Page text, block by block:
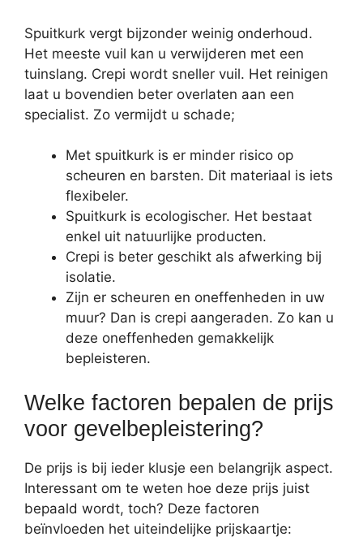
Spuitkurk vergt bijzonder weinig onderhoud.
Het meeste vuil kan u verwijderen met een
tuinslang. Crepi wordt sneller vuil. Het reinigen
laat u bovendien beter overlaten aan een
specialist. Zo vermijdt u schade;
Met spuitkurk is er minder risico op
scheuren en barsten. Dit materiaal is iets
flexibeler.
Spuitkurk is ecologischer. Het bestaat
enkel uit natuurlijke producten.
Crepi is beter geschikt als afwerking bij
isolatie.
Zijn er scheuren en oneffenheden in uw
muur? Dan is crepi aangeraden. Zo kan u
deze oneffenheden gemakkelijk
bepleisteren.
Welke factoren bepalen de prijs
voor gevelbepleistering?
De prijs is bij ieder klusje een belangrijk aspect.
Interessant om te weten hoe deze prijs juist
bepaald wordt, toch? Deze factoren
beïnvloeden het uiteindelijke prijskaartje: